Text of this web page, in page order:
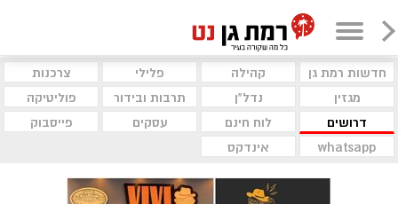
חדשות רמת גן קהילה פלילי
צרכנות
מגזין
נדל"ן תרבות ובידור
פוליטיקה
דרושים
לוח חינם עסקים
פייסבוק
whatsapp
אינדקס